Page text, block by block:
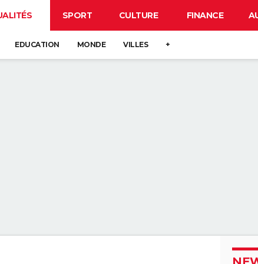
SPORT CULTURE FINANCE
EDUCATION MONDE VILLES +